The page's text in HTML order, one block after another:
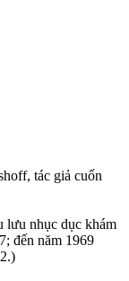
tác giả cuốn
lưu nhục dục khám
đến năm 1969